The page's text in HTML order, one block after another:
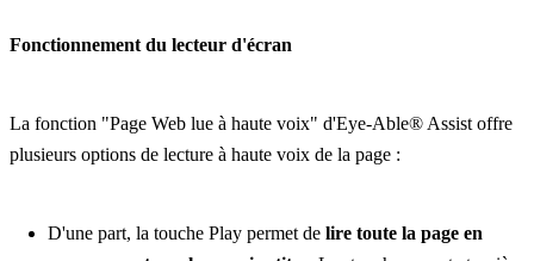
Fonctionnement du lecteur d'écran
La fonction "Page Web lue à haute voix" d'Eye-Able® Assist offre
plusieurs options de lecture à haute voix de la page :
D'une part, la touche Play permet de lire toute la page en